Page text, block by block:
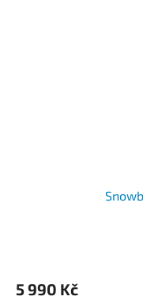
5 990 Kč